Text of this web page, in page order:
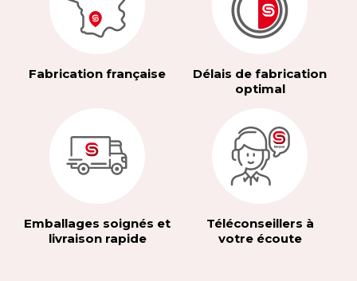
Fabrication française
Délais de fabrication
optimal
Emballages soignés et
livraison rapide
Téléconseillers à
votre écoute